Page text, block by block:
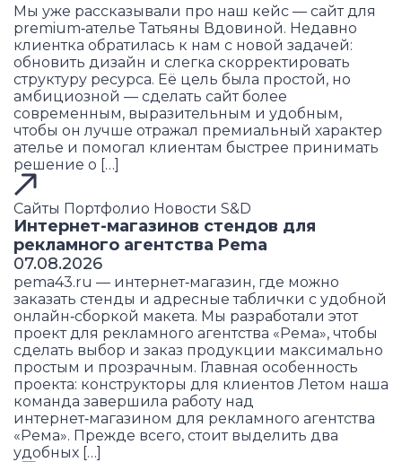
Мы уже рассказывали про наш кейс — сайт для
premium‑ателье Татьяны Вдовиной. Недавно
клиентка обратилась к нам с новой задачей:
обновить дизайн и слегка скорректировать
структуру ресурса. Её цель была простой, но
амбициозной — сделать сайт более
современным, выразительным и удобным,
чтобы он лучше отражал премиальный характер
ателье и помогал клиентам быстрее принимать
решение о […]
Сайты Портфолио Новости S&D
Интернет-магазинов стендов для
рекламного агентства Pema
07.08.2026
pema43.ru — интернет‑магазин, где можно
заказать стенды и адресные таблички с удобной
онлайн‑сборкой макета. Мы разработали этот
проект для рекламного агентства «Рема», чтобы
сделать выбор и заказ продукции максимально
простым и прозрачным. Главная особенность
проекта: конструкторы для клиентов Летом наша
команда завершила работу над
интернет‑магазином для рекламного агентства
«Рема». Прежде всего, стоит выделить два
удобных […]